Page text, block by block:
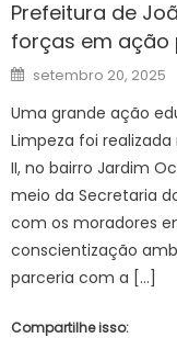
Prefeitura de
forças em ação
Posted
on
setembro 20, 2025
Uma grande ação
Limpeza foi
II, no bairro Jardim
meio da Secretaria
com os moradores
conscientização
parceria com a […]
Compartilhe isso: